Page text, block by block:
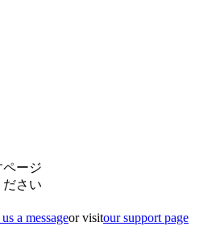
ページ
さい
a messageor visitour support page